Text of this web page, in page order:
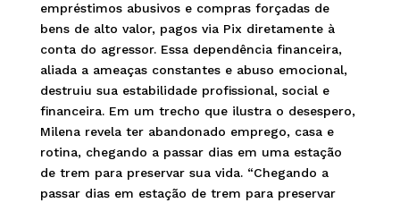
empréstimos abusivos e compras forçadas de
bens de alto valor, pagos via Pix diretamente à
conta do agressor. Essa dependência financeira,
aliada a ameaças constantes e abuso emocional,
destruiu sua estabilidade profissional, social e
financeira. Em um trecho que ilustra o desespero,
Milena revela ter abandonado emprego, casa e
rotina, chegando a passar dias em uma estação
de trem para preservar sua vida. “Chegando a
passar dias em estação de trem para preservar